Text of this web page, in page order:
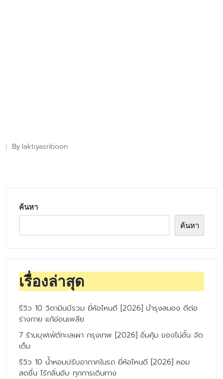
Posted
By laktiyasriboon
ค้นหา
ค้นหา
เรื่องล่าสุด
รีวิว 10 วิตามินบีรวม ยี่ห้อไหนดี [2026] บำรุงสมอง ดีต่อ
ร่างกาย แก้อ่อนเพลีย
7 ร้านบุฟเฟ่ต์ทะเลเผา กรุงเทพ [2026] อิ่มคุ้ม ของไม่อั้น จัด
เต็ม
รีวิว 10 น้ำหอมปรับอากาศในรถ ยี่ห้อไหนดี [2026] หอม
สดชื่น ไร้กลิ่นอับ ทุกการเดินทาง